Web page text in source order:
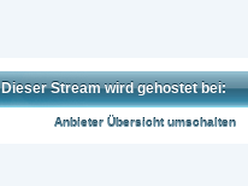
Stream wird gehostet bei:
Anbieter Übersicht umschalten